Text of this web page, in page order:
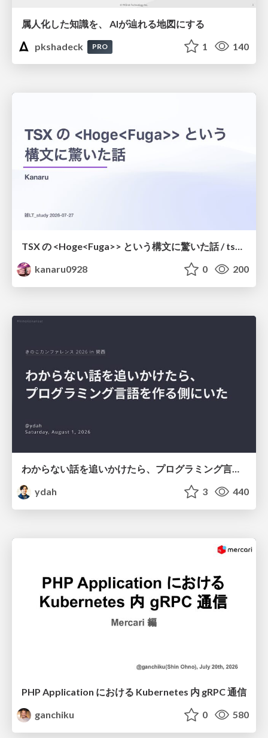
属人化した知識を、 AIが辿れる地図にする
pkshadeck
PRO 1 140
TSX の <Hoge<Fuga>> という構文に驚いた話 / tsx-type-argument-syntax
kanaru0928
0 200
わからない話を追いかけたら、プログラミング言語を作る側にいた
ydah
3 440
PHP Application における Kubernetes 内 gRPC 通信
ganchiku
0 580